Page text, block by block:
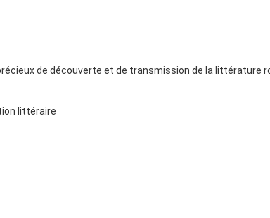
de découverte et de transmission de la littérature
littéraire